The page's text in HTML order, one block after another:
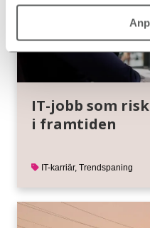
IT-jobb som
i framtiden
IT-karriär, Trendspaning